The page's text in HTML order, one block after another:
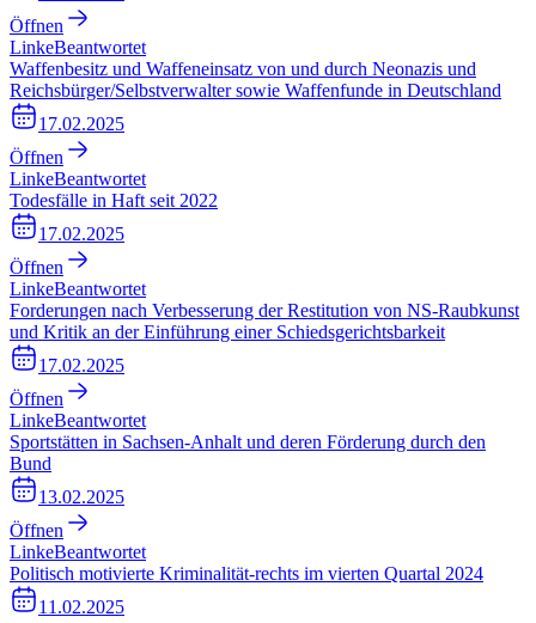
Öffnen
LinkeBeantwortet
Waffenbesitz und Waffeneinsatz von und durch Neonazis und
Reichsbürger/Selbstverwalter sowie Waffenfunde in Deutschland
17.02.2025
Öffnen
LinkeBeantwortet
Todesfälle in Haft seit 2022
17.02.2025
Öffnen
LinkeBeantwortet
Forderungen nach Verbesserung der Restitution von NS-Raubkunst
und Kritik an der Einführung einer Schiedsgerichtsbarkeit
17.02.2025
Öffnen
LinkeBeantwortet
Sportstätten in Sachsen-Anhalt und deren Förderung durch den
Bund
13.02.2025
Öffnen
LinkeBeantwortet
Politisch motivierte Kriminalität-rechts im vierten Quartal 2024
11.02.2025